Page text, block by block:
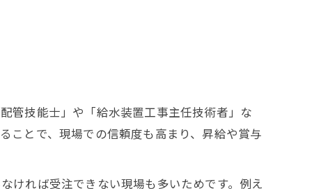
管技能士」や「給水装置工事主任技術者」な
ことで、現場での信頼度も高まり、昇給や賞与
ければ受注できない現場も多いためです。例え